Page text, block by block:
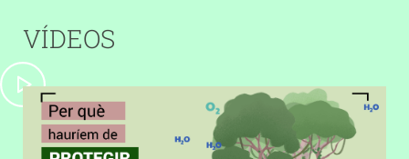
VÍDEOS